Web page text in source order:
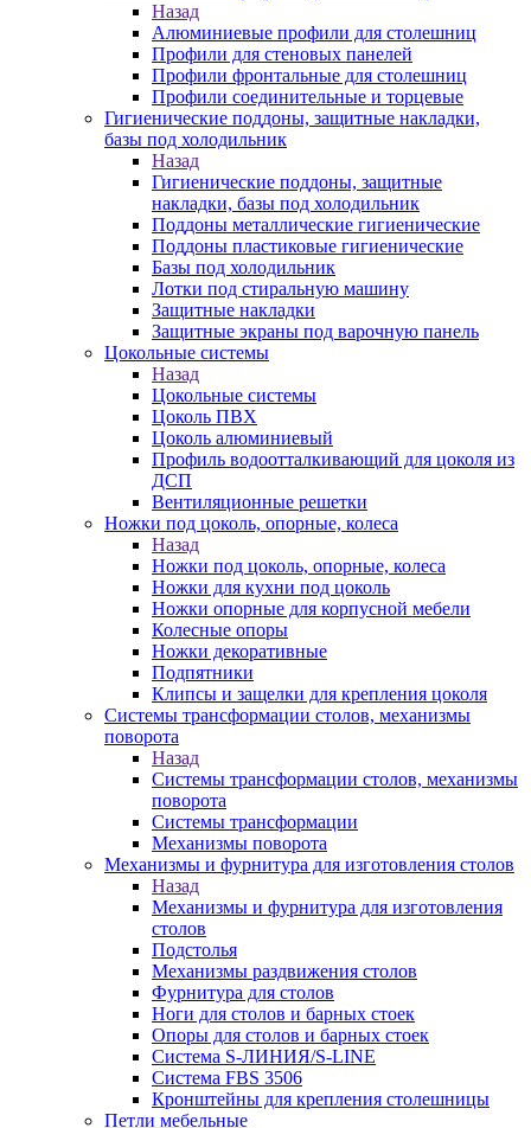
Назад
Алюминиевые профили для столешниц
Профили для стеновых панелей
Профили фронтальные для столешниц
Профили соединительные и торцевые
Гигиенические поддоны, защитные накладки,
базы под холодильник
Назад
Гигиенические поддоны, защитные
накладки, базы под холодильник
Поддоны металлические гигиенические
Поддоны пластиковые гигиенические
Базы под холодильник
Лотки под стиральную машину
Защитные накладки
Защитные экраны под варочную панель
Цокольные системы
Назад
Цокольные системы
Цоколь ПВХ
Цоколь алюминиевый
Профиль водоотталкивающий для цоколя из
ДСП
Вентиляционные решетки
Ножки под цоколь, опорные, колеса
Назад
Ножки под цоколь, опорные, колеса
Ножки для кухни под цоколь
Ножки опорные для корпусной мебели
Колесные опоры
Ножки декоративные
Подпятники
Клипсы и защелки для крепления цоколя
Системы трансформации столов, механизмы
поворота
Назад
Системы трансформации столов, механизмы
поворота
Системы трансформации
Механизмы поворота
Механизмы и фурнитура для изготовления столов
Назад
Механизмы и фурнитура для изготовления
столов
Подстолья
Механизмы раздвижения столов
Фурнитура для столов
Ноги для столов и барных стоек
Опоры для столов и барных стоек
Система S-ЛИНИЯ/S-LINE
Система FBS 3506
Кронштейны для крепления столешницы
Петли мебельные